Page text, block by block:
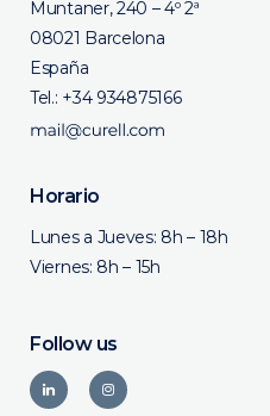
Muntaner, 240 – 4º 2ª
08021 Barcelona
España
Tel.: +34 934875166
Horario
Lunes a Jueves: 8h – 18h
Viernes: 8h – 15h
Follow us